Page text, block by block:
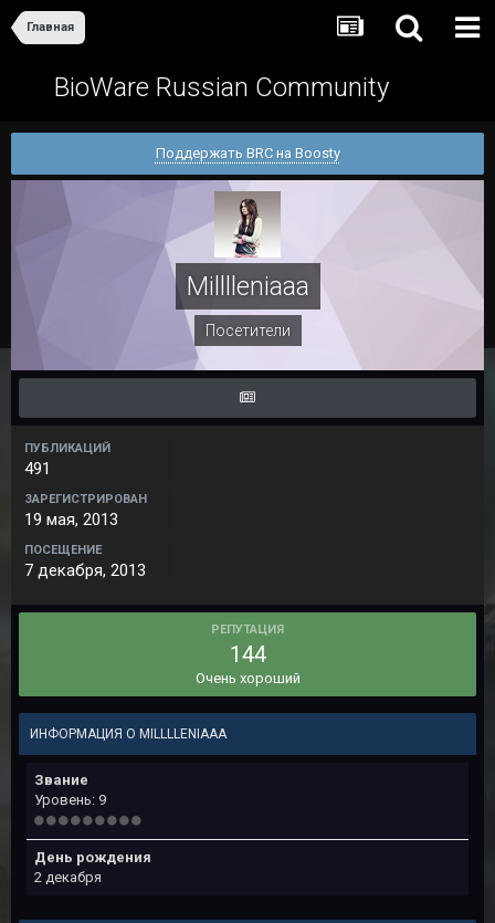
Главная
BioWare Russian Community
Поддержать BRC на Boosty
Milllleniaaa
Посетители
ПУБЛИКАЦИЙ
491
ЗАРЕГИСТРИРОВАН
19 мая, 2013
ПОСЕЩЕНИЕ
7 декабря, 2013
РЕПУТАЦИЯ
144
Очень хороший
ИНФОРМАЦИЯ О MILLLLENIAAA
Звание
Уровень: 9
День рождения
2 декабря